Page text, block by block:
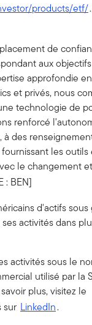
products/etf/.
de
aux objectifs
approfondie
et privés, nous
technologie de
renforcé
à des
les outils
le changement
: BEN]
d'actifs
activités dans
activités sous le
utilisé par la
plus, visitez le
sur LinkedIn.